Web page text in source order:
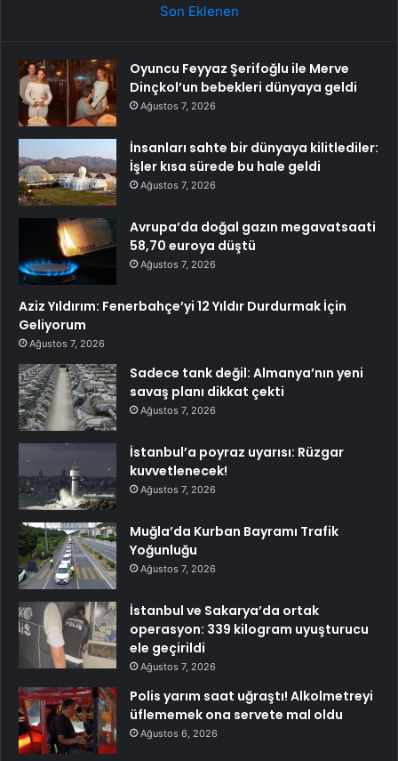
Son Eklenen
Oyuncu Feyyaz Şerifoğlu ile Merve
Dinçkol’un bebekleri dünyaya geldi
Ağustos 7, 2026
İnsanları sahte bir dünyaya kilitlediler:
İşler kısa sürede bu hale geldi
Ağustos 7, 2026
Avrupa’da doğal gazın megavatsaati
58,70 euroya düştü
Ağustos 7, 2026
Aziz Yıldırım: Fenerbahçe’yi 12 Yıldır Durdurmak İçin
Geliyorum
Ağustos 7, 2026
Sadece tank değil: Almanya’nın yeni
savaş planı dikkat çekti
Ağustos 7, 2026
İstanbul’a poyraz uyarısı: Rüzgar
kuvvetlenecek!
Ağustos 7, 2026
Muğla’da Kurban Bayramı Trafik
Yoğunluğu
Ağustos 7, 2026
İstanbul ve Sakarya’da ortak
operasyon: 339 kilogram uyuşturucu
ele geçirildi
Ağustos 7, 2026
Polis yarım saat uğraştı! Alkolmetreyi
üflememek ona servete mal oldu
Ağustos 6, 2026